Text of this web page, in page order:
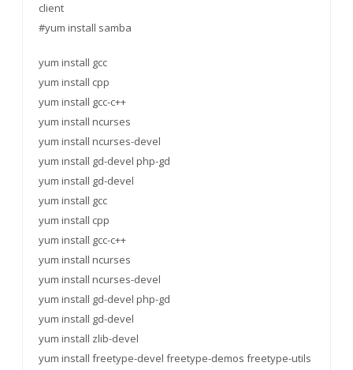
client
#yum install samba
yum install gcc
yum install cpp
yum install gcc-c++
yum install ncurses
yum install ncurses-devel
yum install gd-devel php-gd
yum install gd-devel
yum install gcc
yum install cpp
yum install gcc-c++
yum install ncurses
yum install ncurses-devel
yum install gd-devel php-gd
yum install gd-devel
yum install zlib-devel
yum install freetype-devel freetype-demos freetype-utils